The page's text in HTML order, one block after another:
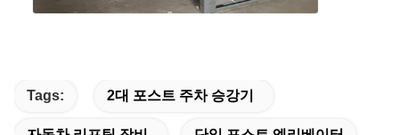
Tags: 2대 포스트 주차 승강기